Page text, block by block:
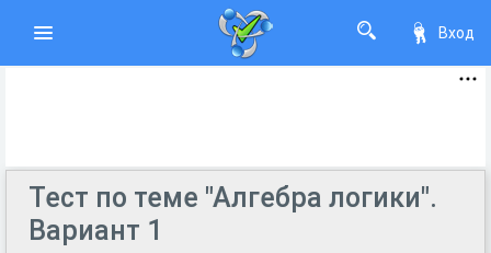
Вход
Тест по теме "Алгебра логики".
Вариант 1